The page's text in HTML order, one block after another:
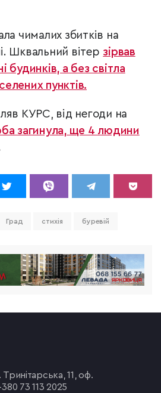
чималих збитків на
Шквальний вітер зірвав
будинків, а без світла
пунктів.
КУРС, від негоди на
загинула, ще 4 людини
Град стихія буревій
Тринітарська, 11, оф.
73 113 2025